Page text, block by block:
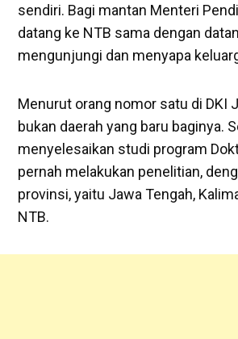
sendiri. Bagi mantan Menteri
datang ke NTB sama dengan
mengunjungi dan menyapa
Menurut orang nomor satu di DKI
bukan daerah yang baru baginya.
menyelesaikan studi program
pernah melakukan penelitian,
provinsi, yaitu Jawa Tengah,
NTB.